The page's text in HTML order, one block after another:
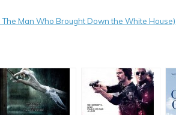
The Man Who Brought Down the White House)